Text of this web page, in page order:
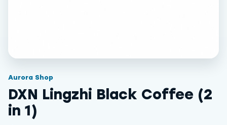
Aurora Shop
DXN Lingzhi Black Coffee (2
in 1)